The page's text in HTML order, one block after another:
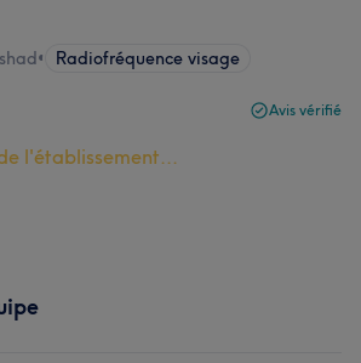
• Radiofréquence visage
Avis vérifié
l'établissement...